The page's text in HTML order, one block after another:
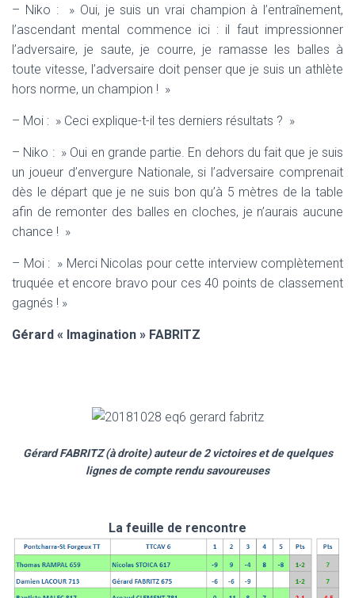
– Niko : » Oui, je suis un vrai champion à l’entraînement,
l’ascendant mental commence ici : il faut impressionner
l’adversaire, je saute, je courre, je ramasse les balles à
toute vitesse, l’adversaire doit penser que je suis un athlète
hors norme, un champion ! »
– Moi : » Ceci explique-t-il tes derniers résultats ? »
– Niko : » Oui en grande partie. En dehors du fait que je suis
un joueur d’envergure Nationale, si l’adversaire comprenait
dès le départ que je ne suis bon qu’à 5 mètres de la table
afin de remonter des balles en cloches, je n’aurais aucune
chance ! »
– Moi : » Merci Nicolas pour cette interview complètement
truquée et encore bravo pour ces 40 points de classement
gagnés ! »
Gérard « Imagination » FABRITZ
Gérard FABRITZ (à droite) auteur de 2 victoires et de quelques
lignes de compte rendu savoureuses
La feuille de rencontre